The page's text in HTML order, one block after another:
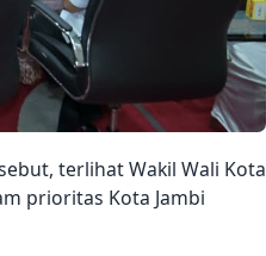
terlihat Wakil Wali Kota
prioritas Kota Jambi